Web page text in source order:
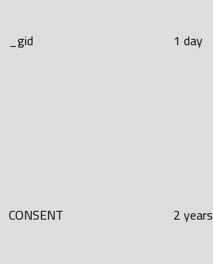
_gid 1 day
CONSENT 2 years